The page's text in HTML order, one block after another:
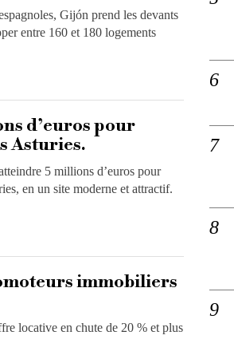
Gijón prend les devants
entre 160 et 180 logements
d’euros pour
Asturies.
5 millions d’euros pour
en un site moderne et attractif.
immobiliers
locative en chute de 20 % et plus